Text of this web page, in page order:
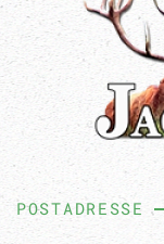
POSTADRESSE